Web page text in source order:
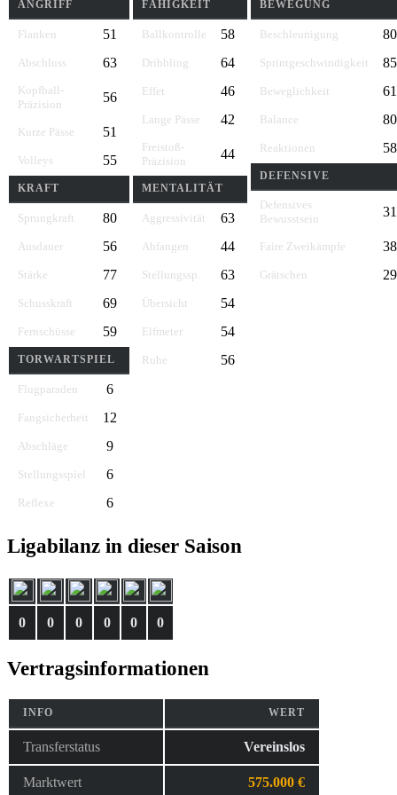
ANGRIFF
Flanken 51
Abschluss 63
Kopfball-
Präzision
56
Kurze Pässe 51
Volleys 55
KRAFT
Sprungkraft 80
Ausdauer 56
Stärke 77
Schusskraft 69
Fernschüsse 59
TORWARTSPIEL
Flugparaden 6
Fangsicherheit 12
Abschläge 9
Stellungsspiel 6
Reflexe 6
FÄHIGKEIT
Ballkontrolle 58
Dribbling 64
Effet 46
Lange Pässe 42
Freistoß-
Präzision
44
MENTALITÄT
Aggressivität 63
Abfangen 44
Stellungssp. 63
Übersicht 54
Elfmeter 54
Ruhe 56
BEWEGUNG
Beschleunigung 80
Sprintgeschwindigkeit 85
Beweglichkeit 61
Balance 80
Reaktionen 58
DEFENSIVE
Defensives
Bewusstsein
31
Faire Zweikämpfe 38
Grätschen 29
Ligabilanz in dieser Saison
0 0 0 0 0 0
Vertragsinformationen
INFO WERT
Transferstatus Vereinslos
Marktwert 575.000 €